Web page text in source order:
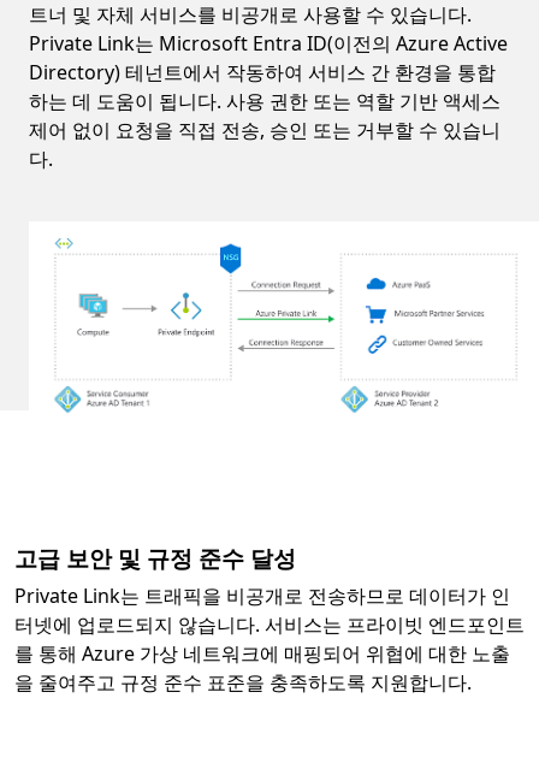
트너 및 자체 서비스를 비공개로 사용할 수 있습니다.
Private Link는 Microsoft Entra ID(이전의 Azure Active
Directory) 테넌트에서 작동하여 서비스 간 환경을 통합
하는 데 도움이 됩니다. 사용 권한 또는 역할 기반 액세스
제어 없이 요청을 직접 전송, 승인 또는 거부할 수 있습니
다.
고급 보안 및 규정 준수 달성
Private Link는 트래픽을 비공개로 전송하므로 데이터가 인
터넷에 업로드되지 않습니다. 서비스는 프라이빗 엔드포인트
를 통해 Azure 가상 네트워크에 매핑되어 위협에 대한 노출
을 줄여주고 규정 준수 표준을 충족하도록 지원합니다.